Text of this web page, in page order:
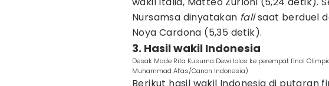
Nursamsa dinyatakan fallsaat berduel
Noya Cardona (5,35 detik).
3. Hasil wakil Indonesia
Desak Made Rita Kusuma Dewi lolos ke perempat final
Muhammad Al’as/Canon Indonesia)